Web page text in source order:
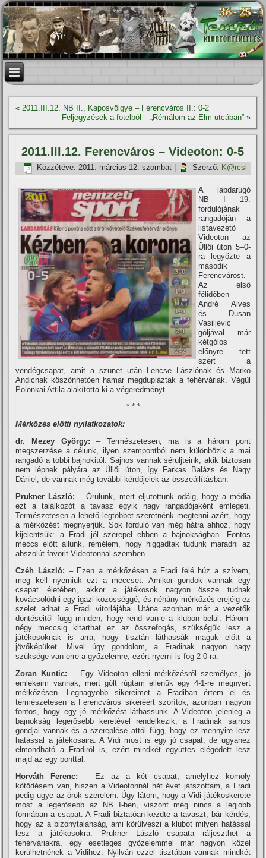
«2011.III.12. NB II., Kaposvölgye – Ferencváros II.: 0-2
Feljegyzések a fotelból – „Rémálom az Elm utcában”»
2011.III.12. Ferencváros – Videoton: 0-5
Közzétéve: 2011. március 12. szombat Szerző: K@rcsi
A labdarúgó
NB I 19.
fordulójának
rangadóján a
listavezető
Videoton az
Üllői úton 5–0-
ra legyőzte a
második
Ferencvárost.
Az első
félidőben
André Alves
és Dusan
Vasiljevic
góljával már
kétgólos
előnyre tett
szert a
vendégcsapat, amit a szünet után Lencse Lászlónak és Marko
Andicnak köszönhetően hamar megdupláztak a fehérváriak. Végül
Polonkai Attila alakí­totta ki a végeredményt.
* * *
Mérkőzés előtti nyilatkozatok:
dr. Mezey György: – Természetesen, ma is a három pont
megszerzése a célunk, ilyen szempontból nem különbözik a mai
rangadó a többi bajnokitól. Sajnos vannak sérüljteink, akik biztosan
nem lépnek pályára az Üllői úton, í­gy Farkas Balázs és Nagy
Dániel, de vannak még további kérdőjelek az összeállí­tásban.
Prukner László: – Örülünk, mert eljutottunk odáig, hogy a média
ezt a találkozót a tavasz egyik nagy rangadójaként emlegeti.
Természetesen a lehető legtöbbet szeretnénk megtenni azért, hogy
a mérkőzést megnyerjük. Sok forduló van még hátra ahhoz, hogy
kijelentsük: a Fradi jól szerepel ebben a bajnokságban. Fontos
meccs előtt állunk, remélem, hogy higgadtak tudunk maradni az
abszolút favorit Videotonnal szemben.
Czéh László: – Ezen a mérkőzésen a Fradi felé húz a szí­vem,
meg kell nyerniük ezt a meccset. Amikor gondok vannak egy
csapat életében, akkor a játékosok nagyon össze tudnak
kovácsolódni egy igazi közösséggé, és néhány mérkőzés erejéig ez
szelet adhat a Fradi vitorlájába. Utána azonban már a vezetők
döntéseitől függ minden, hogy rend van-e a klubon belül. Három-
négy meccsig kitarthat ez az összefogás, szükségük lesz a
játékosoknak is arra, hogy tisztán láthassák maguk előtt a
jövőképüket. Mivel úgy gondolom, a Fradinak nagyon nagy
szüksége van erre a győzelemre, ezért nyerni is fog 2-0-ra.
Zoran Kuntic: – Egy Videoton elleni mérkőzésről személyes, jó
emlékeim vannak, mert gólt rúgtam ellenük egy 4-1-re megnyert
mérkőzésen. Legnagyobb sikereimet a Fradiban értem el és
természetesen a Ferencváros sikeréért szorí­tok, azonban nagyon
fontos, hogy egy jó mérkőzést láthassunk. A Videoton jelenleg a
bajnokság legerősebb keretével rendelkezik, a Fradinak sajnos
gondjai vannak és a szereplése attól függ, hogy ez mennyire lesz
hatással a játékosaira. A Vidi most is egy jó csapat, de ugyanez
elmondható a Fradiról is, ezért mindkét együttes elégedett lesz
majd az egy ponttal.
Horváth Ferenc: – Ez az a két csapat, amelyhez komoly
kötődésem van, hiszen a Videotonnál hét évet játszottam, a Fradi
pedig ugye az örök szerelem. Úgy látom, hogy a Vidi játékoskerete
most a legerősebb az NB I-ben, viszont még nincs a legjobb
formában a csapat. A Fradi biztatóan kezdte a tavaszt, bár kérdés,
hogy az a bizonytalanság, ami körülveszi a klubot milyen hatással
lesz a játékosokra. Prukner László csapata ráijeszthet a
fehérváriakra, egy esetleges győzelemmel már nagyon közel
kerülhetnének a Vidihez. Nyilván ezzel tisztában vannak mindkét